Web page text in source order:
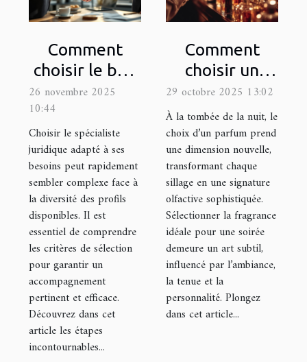
Comment
choisir le bon
spécialiste
juridique pour
vos besoins ?
26 novembre 2025
10:44
Choisir le spécialiste
juridique adapté à ses
besoins peut rapidement
sembler complexe face à
la diversité des profils
disponibles. Il est
essentiel de comprendre
les critères de sélection
pour garantir un
accompagnement
pertinent et efficace.
Découvrez dans cet
article les étapes
incontournables...
Comment
choisir un
parfum pour
les occasions
nocturnes ?
29 octobre 2025 13:02
À la tombée de la nuit, le
choix d’un parfum prend
une dimension nouvelle,
transformant chaque
sillage en une signature
olfactive sophistiquée.
Sélectionner la fragrance
idéale pour une soirée
demeure un art subtil,
influencé par l’ambiance,
la tenue et la
personnalité. Plongez
dans cet article...